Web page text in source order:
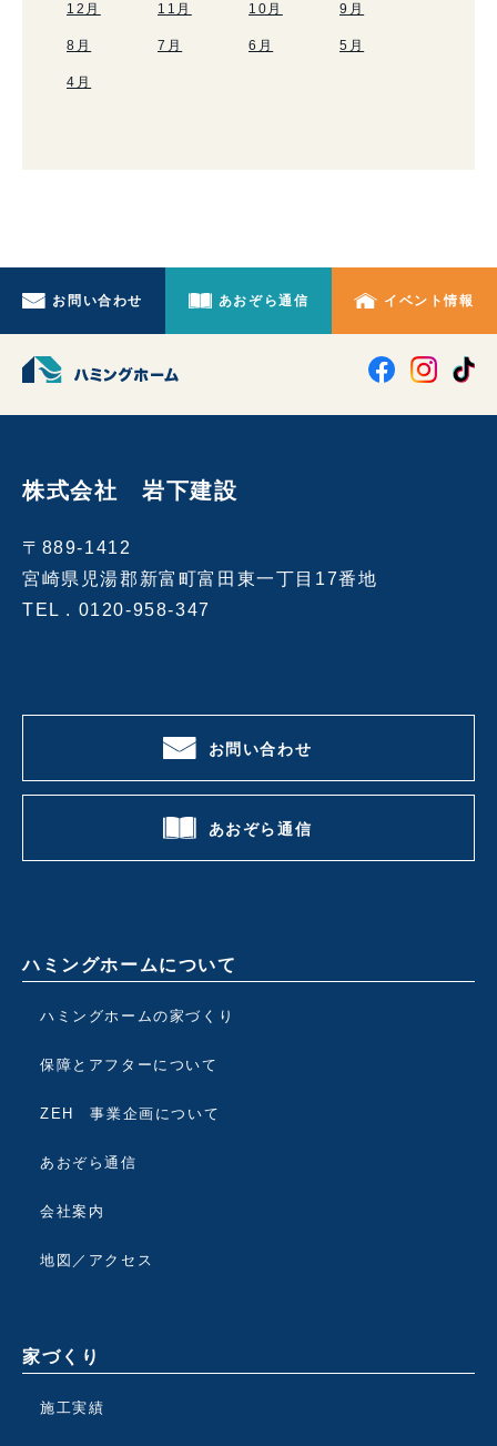
12月 11月 10月 9月
8月 7月 6月 5月
4月
お問い合わせ あおぞら通信 イベント情報
株式会社 岩下建設
〒889-1412
宮崎県児湯郡新富町富田東一丁目17番地
TEL . 0120-958-347
お問い合わせ
あおぞら通信
ハミングホームについて
ハミングホームの家づくり
保障とアフターについて
ZEH 事業企画について
あおぞら通信
会社案内
地図／アクセス
家づくり
施工実績